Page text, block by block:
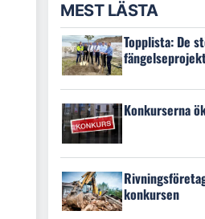
MEST LÄSTA
Topplista: De
Konkurserna
konkursen